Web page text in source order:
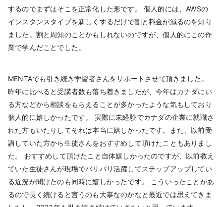
するのでまずはそこを正常化した形です。 個人的には、AWSの
インスタンスタイプを新しくするだけで割と料金が減るのを知り
ました。割と周知のことかもしれないのですが、個人的にこの作
業で学んだことでした。
MENTAでも引き続き学習者さんをサポートさせて頂きました。
昨年に比べると受講者数も落ち着きましたが、今年はカナダにい
る方などから相談をもらえることが多かったような気もしており
個人的に嬉しかったです。 実際に未経験でカナダの企業に就職さ
れた方もいたりしてそれは本当に嬉しかったです。また、以前受
講していた方から生徒さんをおすすめして頂けたこともありまし
た。 おすすめして頂けたこと自体嬉しかったのですが、以前教え
ていた生徒さんが現場でバリバリ活躍してステップアップしてい
る近況が聞けたのも同時に嬉しかったです。 こういったことがあ
るので長く続けると言うのも大事なのかなと最近では思えてきま